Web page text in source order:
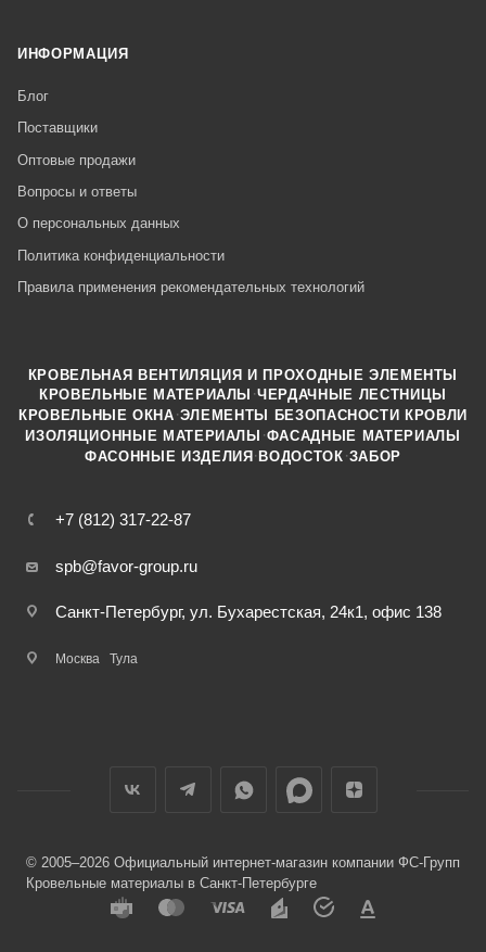
ИНФОРМАЦИЯ
Блог
Поставщики
Оптовые продажи
Вопросы и ответы
О персональных данных
Политика конфиденциальности
Правила применения рекомендательных технологий
+7 (812) 317-22-87
spb@favor-group.ru
Санкт-Петербург, ул. Бухарестская, 24к1, офис 138
Москва Тула
КРОВЕЛЬНАЯ ВЕНТИЛЯЦИЯ И ПРОХОДНЫЕ ЭЛЕМЕНТЫ
КРОВЕЛЬНЫЕ МАТЕРИАЛЫ ·ЧЕРДАЧНЫЕ ЛЕСТНИЦЫ
КРОВЕЛЬНЫЕ ОКНА ·ЭЛЕМЕНТЫ БЕЗОПАСНОСТИ КРОВЛИ
ИЗОЛЯЦИОННЫЕ МАТЕРИАЛЫ ·ФАСАДНЫЕ МАТЕРИАЛЫ
ФАСОННЫЕ ИЗДЕЛИЯ ·ВОДОСТОК ·ЗАБОР
© 2005–2026 Официальный интернет-магазин компании ФС-Групп
Кровельные материалы в Санкт-Петербурге